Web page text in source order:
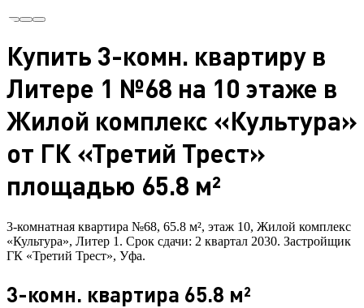
Купить 3-комн. квартиру в
Литере 1 №68 на 10 этаже в
Жилой комплекс «Культура»
от ГК «Третий Трест»
площадью 65.8 м²
3-комнатная квартира №68, 65.8 м², этаж 10, Жилой комплекс
«Культура», Литер 1. Срок сдачи: 2 квартал 2030. Застройщик
ГК «Третий Трест», Уфа.
3-комн. квартира 65.8 м²